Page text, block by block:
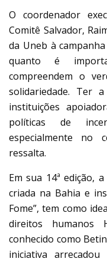
O coordenador
Comitê Salvador,
da Uneb à
quanto é
compreendem o
solidariedade. Ter
instituições
políticas de
especialmente no
ressalta.
Em sua 14ª edição,
criada na Bahia e
Fome”, tem como
direitos humanos
conhecido como
iniciativa